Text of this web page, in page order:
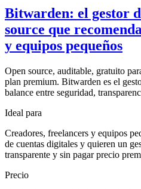
Bitwarden: el gestor
source que
y equipos pequeños
Open source, auditable, gratuito
plan premium. Bitwarden es el
balance entre seguridad,
Ideal para
Creadores, freelancers y equipos
de cuentas digitales y quieren un
transparente y sin pagar precio
Precio